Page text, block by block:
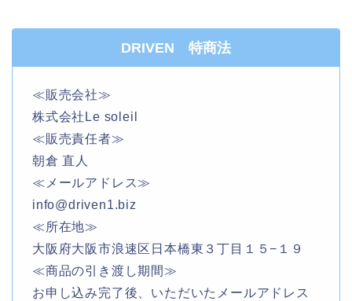
DRIVEN 特商法
≪販売会社≫
株式会社Le soleil
≪販売責任者≫
朝倉 直人
≪メールアドレス≫
info@driven1.biz
≪所在地≫
大阪府大阪市浪速区日本橋東３丁目１５−１９
≪商品の引き渡し期間≫
お申し込み完了後、いただいたメールアドレス